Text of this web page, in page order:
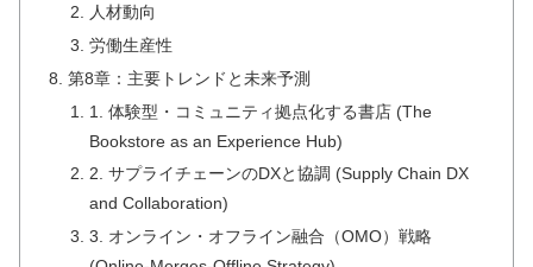
人材動向
労働生産性
第8章：主要トレンドと未来予測
1. 体験型・コミュニティ拠点化する書店 (The
Bookstore as an Experience Hub)
2. サプライチェーンのDXと協調 (Supply Chain DX
and Collaboration)
3. オンライン・オフライン融合（OMO）戦略